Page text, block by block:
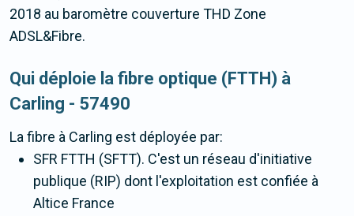
2018 au baromètre couverture THD Zone
ADSL&Fibre.
Qui déploie la fibre optique (FTTH) à
Carling - 57490
La fibre à Carling est déployée par:
SFR FTTH (SFTT). C'est un réseau d'initiative
publique (RIP) dont l'exploitation est confiée à
Altice France